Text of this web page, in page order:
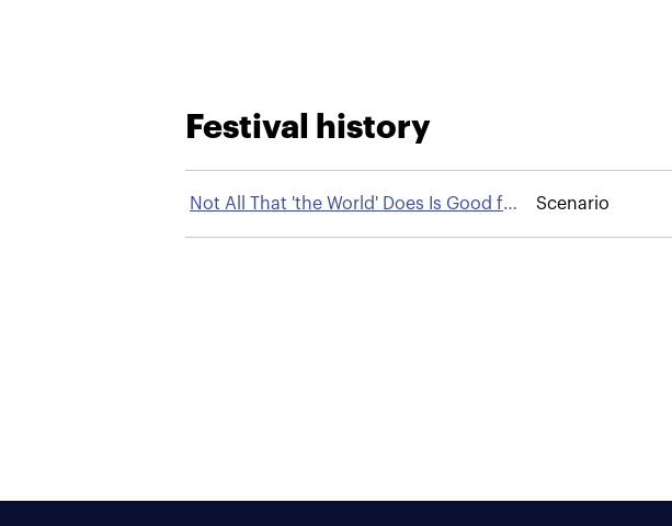
Festival history
Not All That 'the World' Does Is Good for
a Mennonite
Scenario